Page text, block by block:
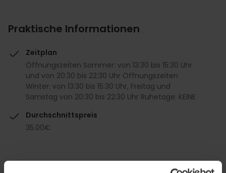
Praktische Informationen
Zeitplan
Öffnungszeiten Sommer: von 13:30 bis 15:30 Uhr
und von 20:30 bis 22:30 Uhr Öffnungszeiten
Winter: von 13:30 bis 15:30 Uhr, Freitag und
Samstag von 20:30 bis 22:30 Uhr Ruhetage: KEINE
Durchschnittspreis
35.00€